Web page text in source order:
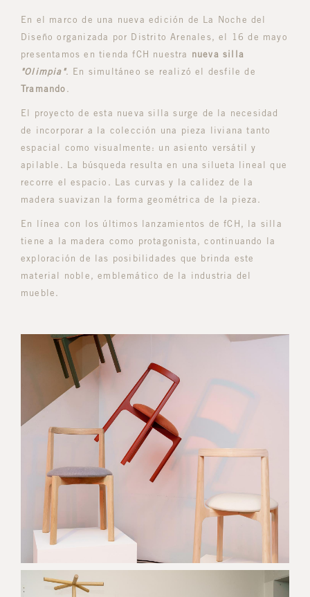
En el marco de una nueva edición de La Noche del
Diseño organizada por Distrito Arenales, el 16 de mayo
presentamos en tienda fCH nuestra nueva silla
"Olimpia". En simultáneo se realizó el desfile de
Tramando .
El proyecto de esta nueva silla surge de la necesidad
de incorporar a la colección una pieza liviana tanto
espacial como visualmente: un asiento versátil y
apilable. La búsqueda resulta en una silueta lineal que
recorre el espacio. Las curvas y la calidez de la
madera suavizan la forma geométrica de la pieza.
En línea con los últimos lanzamientos de fCH, la silla
tiene a la madera como protagonista, continuando la
exploración de las posibilidades que brinda este
material noble, emblemático de la industria del
mueble.